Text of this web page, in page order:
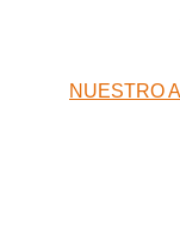
NUESTRO